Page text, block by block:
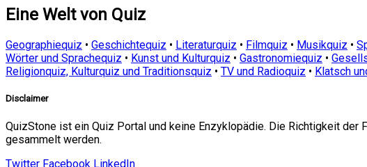
Eine Welt von Quiz
Geographiequiz • Geschichtequiz • Literaturquiz • Filmquiz • Musikquiz •
Wörter und Sprachequiz • Kunst und Kulturquiz • Gastronomiequiz •
Religionquiz, Kulturquiz und Traditionsquiz • TV und Radioquiz • Klatsch
Disclaimer
QuizStone ist ein Quiz Portal und keine Enzyklopädie. Die Richtigkeit
gesammelt werden.
Twitter Facebook LinkedIn